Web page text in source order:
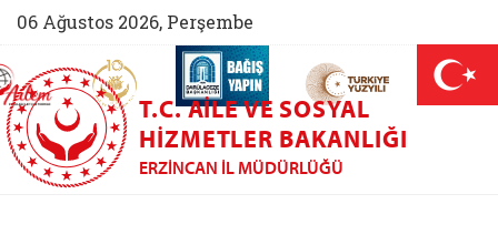
06 Ağustos 2026, Perşembe
(yeni sekmede açılır)
AİLEM İletişim Merkezi (yeni sekmede açılır)
Aile ve Nüfus On Yılı (yeni sekmede açılır)
Darülaceze bağış sayfası (yeni
T.C. AILE VE SOSYAL
HIZMETLER BAKANLIĞI
ERZINCAN İL MÜDÜRLÜĞÜ